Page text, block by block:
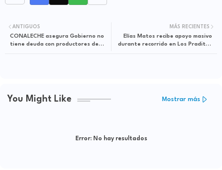
MÁS RECIENTES
Elías Matos recibe apoyo masivo
durante recorrido en Los Praditos
ANTIGUOS
CONALECHE asegura Gobierno no
tiene deuda con productores de
You Might Like Mostrar más
Error:No hay resultados